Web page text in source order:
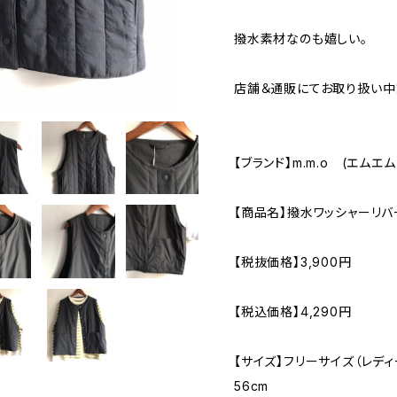
撥水素材なのも嬉しい。
店舗＆通販にてお取り扱い中
【ブランド】m.m.o (エムエ
【商品名】撥水ワッシャー
【税抜価格】3,900円
【税込価格】4,290円
【サイズ】フリーサイズ（レ
56cm